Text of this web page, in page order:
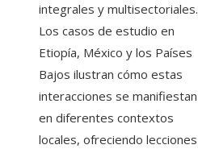
integrales y multisectoriales.
Los casos de estudio en
Etiopía, México y los Países
Bajos ilustran cómo estas
interacciones se manifiestan
en diferentes contextos
locales, ofreciendo lecciones